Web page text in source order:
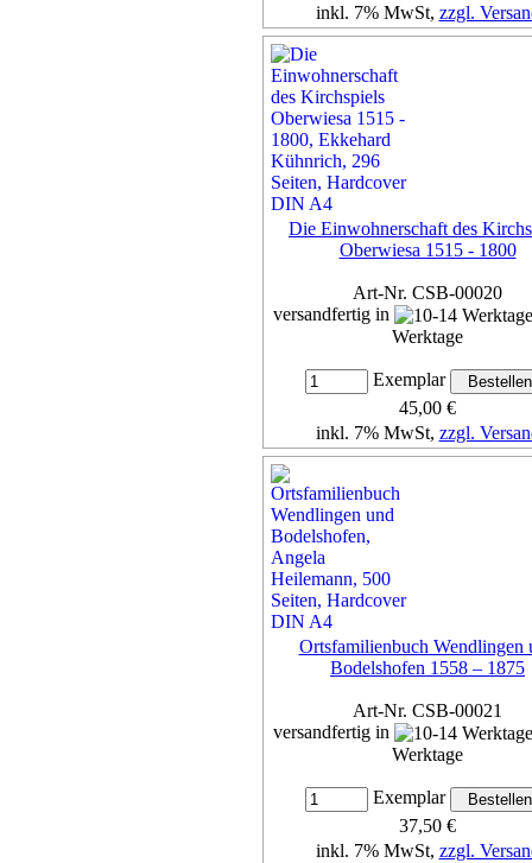
inkl. 7% MwSt, zzgl.
Die Einwohnerschaft des
Oberwiesa 1515 - 1800
Art-Nr. CSB-00020
versandfertig in
Werktage
Exemplar
45,00 €
inkl. 7% MwSt, zzgl.
Ortsfamilienbuch Wendlingen
Bodelshofen 1558 – 1875
Art-Nr. CSB-00021
versandfertig in
Werktage
Exemplar
37,50 €
inkl. 7% MwSt, zzgl.